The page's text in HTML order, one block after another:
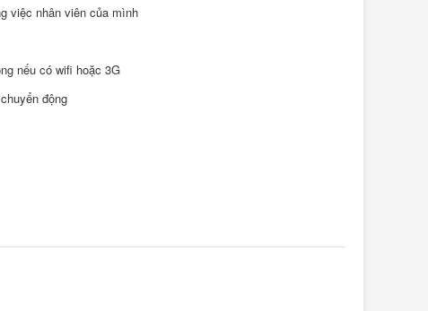
việc nhân viên của mình
nếu có wifi hoặc 3G
động